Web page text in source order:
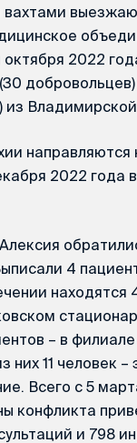
2022
из
направляются
2022 года
4
находятся
– в
11 человек –
Всего с 5
конфликта
и 798